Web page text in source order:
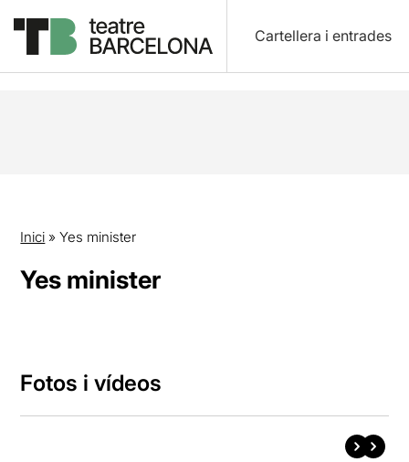
Cartellera i entrades
Inici »Yes minister
Yes minister
Fotos i vídeos